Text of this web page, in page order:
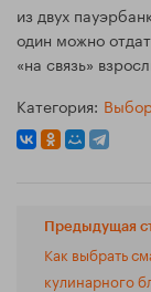
из двух
один можно
«на связь»
Категория:
Предыдущая
Как выбрать
кулинарного